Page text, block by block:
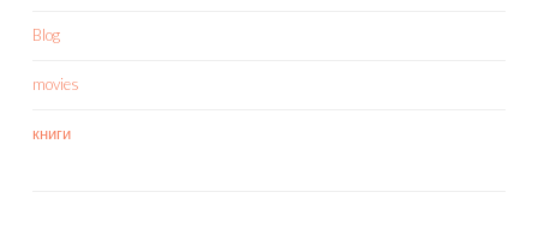
Blog
movies
книги